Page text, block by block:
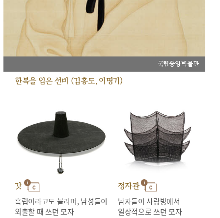
국립중앙박물관
한복을 입은 선비 (김홍도, 이명기)
갓
흑립이라고도 불리며, 남성들이
외출할 때 쓰던 모자
정자관
남자들이 사랑방에서
일상적으로 쓰던 모자